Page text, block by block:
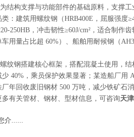
结构支撑与功能部件的基础原料，支撑
：建筑用螺纹钢（HRB400E，屈服强度
250HB，冲击韧性≥60J/cm²，适合制
用量占比超 60%）、船舶用耐候钢（
纹钢搭建核心框架，搭配混凝土使用，
40%，乘员保护效果显著；某造船厂用
年回收废旧钢材 500 万吨，减少铁矿石
有关管材、钢材、型材信息，可咨询天
介......